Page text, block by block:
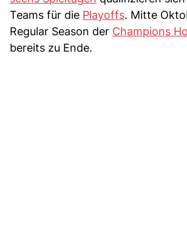
Teams für die Playoffs. Mitte
Regular Season der Champions
bereits zu Ende.